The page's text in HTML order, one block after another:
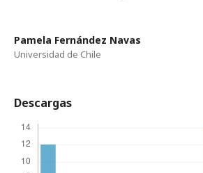
Pamela Fernández Navas
Universidad de Chile
Descargas